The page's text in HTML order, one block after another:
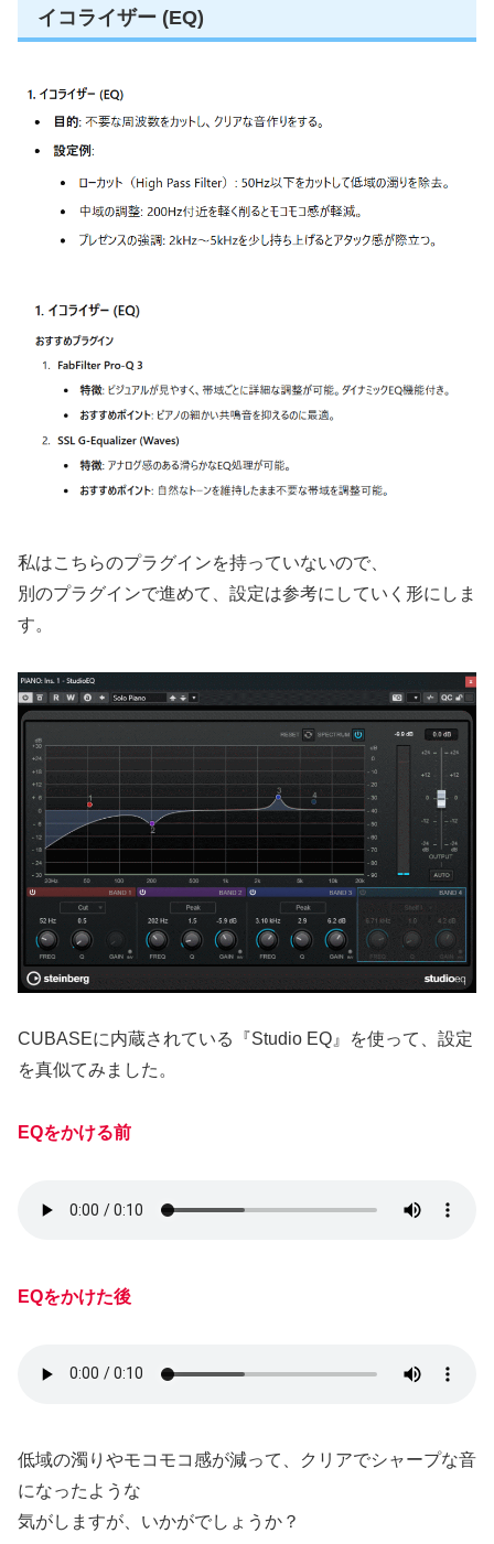
イコライザー (EQ)
私はこちらのプラグインを持っていないので、
別のプラグインで進めて、設定は参考にしていく形にしま
す。
CUBASEに内蔵されている『Studio EQ』を使って、設定
を真似てみました。
EQをかける前
EQをかけた後
低域の濁りやモコモコ感が減って、クリアでシャープな音
になったような
気がしますが、いかがでしょうか？